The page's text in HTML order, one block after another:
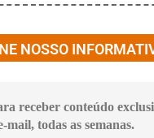
NOSSO
receber conteúdo
mail, todas as semanas.